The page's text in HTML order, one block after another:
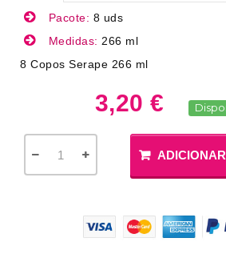
Pacote: 8 uds
Medidas: 266 ml
8 Copos Serape 266 ml
3,20 €